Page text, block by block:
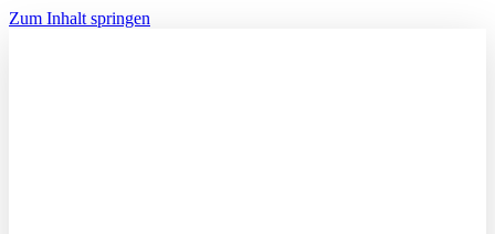
Zum Inhalt springen